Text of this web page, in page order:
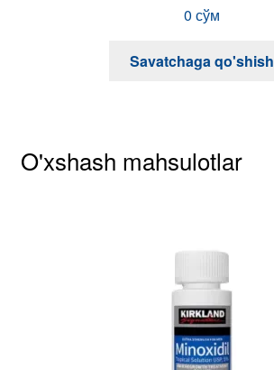
0 сўм
Savatchaga qo'shish
O'xshash mahsulotlar